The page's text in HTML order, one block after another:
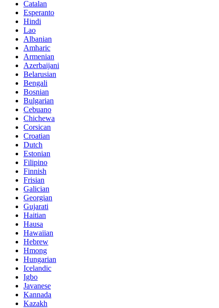
Catalan
Esperanto
Hindi
Lao
Albanian
Amharic
Armenian
Azerbaijani
Belarusian
Bengali
Bosnian
Bulgarian
Cebuano
Chichewa
Corsican
Croatian
Dutch
Estonian
Filipino
Finnish
Frisian
Galician
Georgian
Gujarati
Haitian
Hausa
Hawaiian
Hebrew
Hmong
Hungarian
Icelandic
Igbo
Javanese
Kannada
Kazakh